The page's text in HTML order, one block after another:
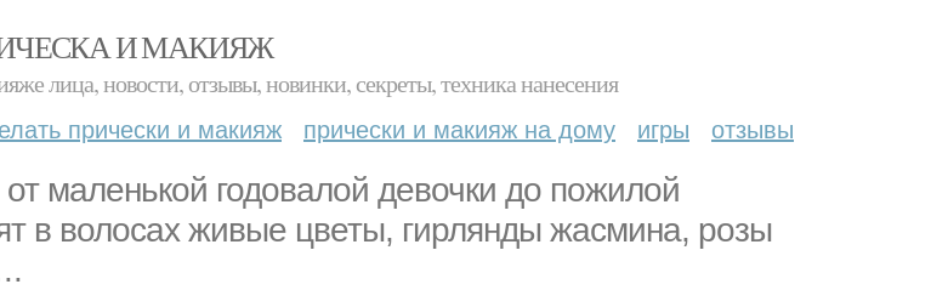
И МАКИЯЖ
лица, новости, отзывы, новинки, секреты, техника нанесения
прически и макияж прически и макияж на дому игры отзывы
маленькой годовалой девочки до пожилой
в волосах живые цветы, гирлянды жасмина, розы